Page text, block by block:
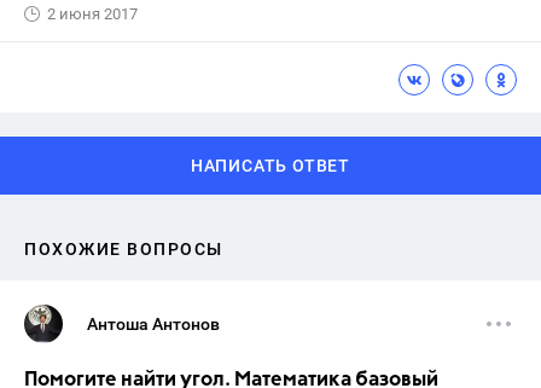
2 июня 2017
НАПИСАТЬ ОТВЕТ
ПОХОЖИЕ ВОПРОСЫ
Антоша Антонов
Помогите найти угол. Математика базовый